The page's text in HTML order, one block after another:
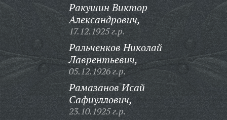
Ракушин Виктор
Александрович,
17.12.1925 г.р.
Ральченков Николай
Лаврентьевич,
05.12.1926 г.р.
Рамазанов Исай
Сафиуллович,
23.10.1925 г.р.